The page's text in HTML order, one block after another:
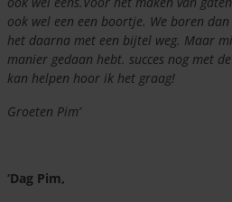
ook wel een een boortje. We boren
het daarna met een bijtel weg. Maar
manier gedaan hebt. succes nog met
kan helpen hoor ik het graag!
Groeten Pim’
‘Dag Pim,